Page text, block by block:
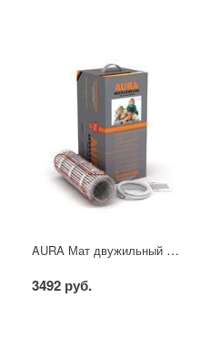
AURA Мат двужильный 1.5 м2
3492 руб.